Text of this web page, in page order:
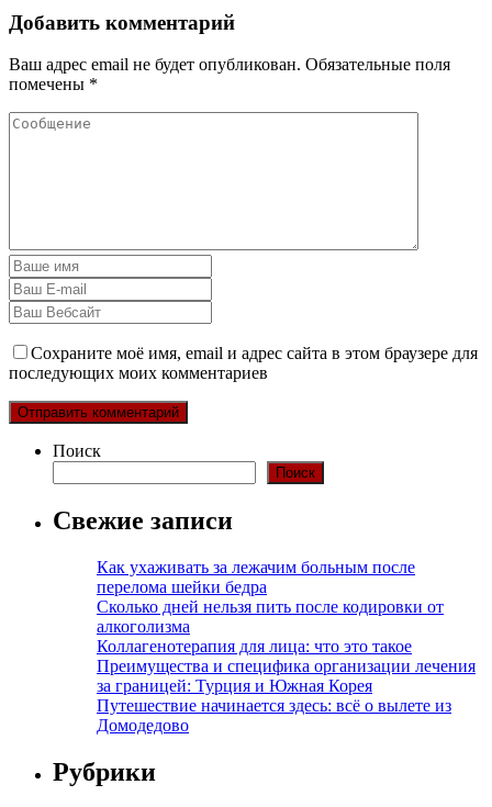
Добавить комментарий
Ваш адрес email не будет опубликован. Обязательные поля
помечены *
Сохраните моё имя, email и адрес сайта в этом браузере для
последующих моих комментариев
Поиск
Поиск
Свежие записи
Как ухаживать за лежачим больным после
перелома шейки бедра
Сколько дней нельзя пить после кодировки от
алкоголизма
Коллагенотерапия для лица: что это такое
Преимущества и специфика организации лечения
за границей: Турция и Южная Корея
Путешествие начинается здесь: всё о вылете из
Домодедово
Рубрики